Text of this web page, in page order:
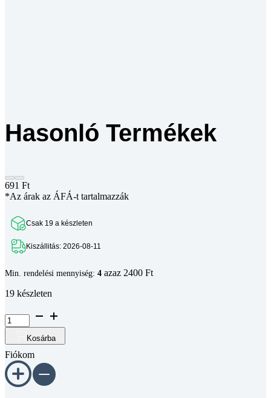
Hasonló Termékek
691 Ft
*Az árak az ÁFÁ-t tartalmazzák
Csak 19 a készleten
Kiszállitás: 2026-08-11
Min. rendelési mennyiség: 4 azaz 2400 Ft
19 készleten
Passzív
csipogó
(buzzer)
modul
mennyiség
Kosárba
Fiókom